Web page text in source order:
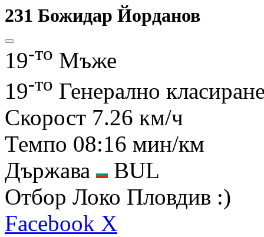
231 Божидар Йорданов
19-то Мъже
19-то Генерално
Скорост 7.26 км/ч
Темпо 08:16 мин/км
Държава
BUL
Отбор Локо Пловдив :)
Facebook X